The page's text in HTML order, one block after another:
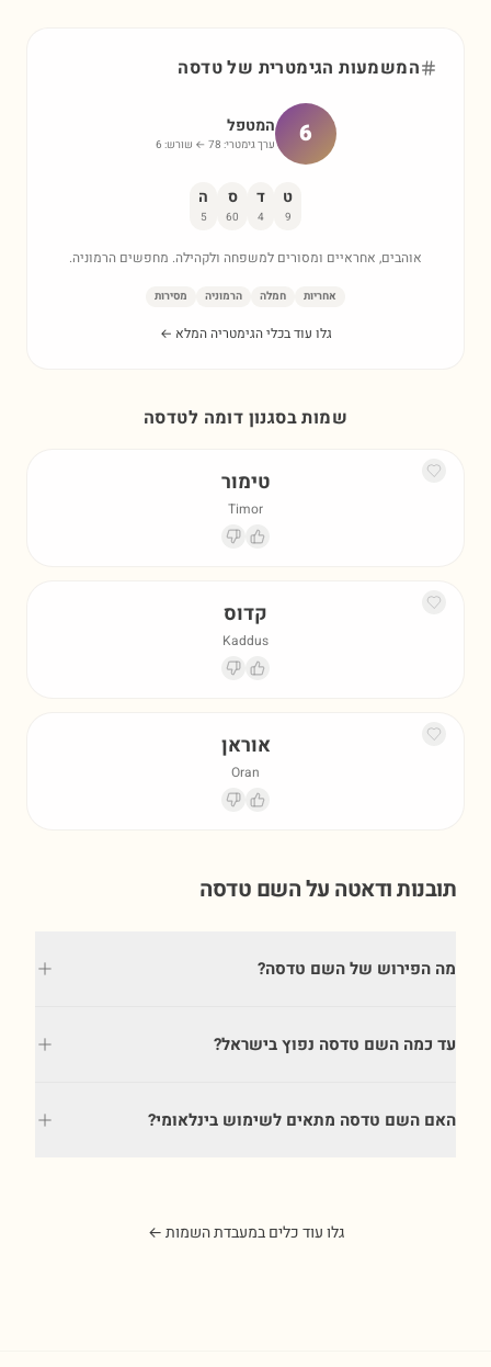
המשמעות הגימטרית שלטדסה
6 המטפל
ערך גימטרי: 78 ← שורש: 6
ט
9
ד
4
ס
60
ה
5
אוהבים, אחראיים ומסורים למשפחה ולקהילה. מחפשים הרמוניה.
אחריות חמלה הרמוניה מסירות
גלו עוד בכלי הגימטריה המלא ←
שמות בסגנון דומה לטדסה
טימור
Timor
קדוס
Kaddus
אוראן
Oran
תובנות ודאטה על השם טדסה
מה הפירוש של השם טדסה?
עד כמה השם טדסה נפוץ בישראל?
האם השם טדסה מתאים לשימוש בינלאומי?
גלו עוד כלים במעבדת השמות ←